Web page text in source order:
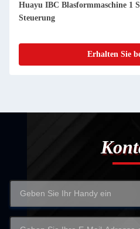
Huayu IBC Blasformmaschine 1
Steuerung
Erhalten Sie